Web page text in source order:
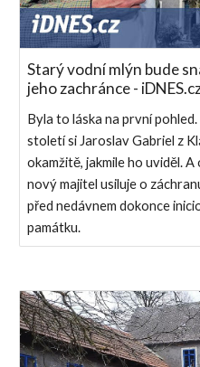
Starý vodní mlýn bude
jeho zachránce -
Byla to láska na první
století si Jaroslav Gabriel z
okamžitě, jakmile ho uviděl.
nový majitel usiluje o
před nedávnem dokonce
památku.